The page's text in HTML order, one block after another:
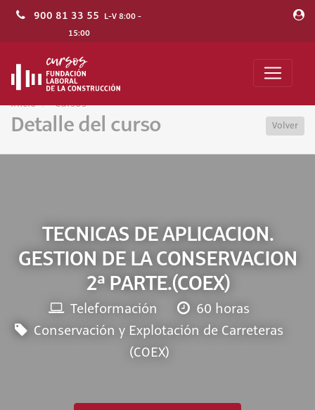
900 81 33 55 L-V 8:00 -
15:00
Inicio Cursos
Detalle del curso Volver
TECNICAS DE APLICACION.
GESTION DE LA CONSERVACION
2ª PARTE.(COEX)
Teleformación
60 horas
Conservación y Explotación de Carreteras
(COEX)